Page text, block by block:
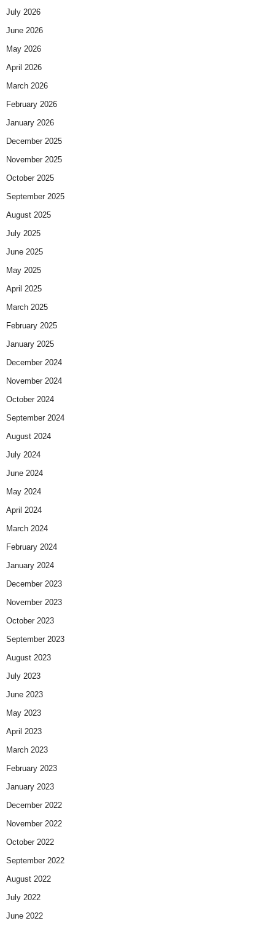
July 2026
June 2026
May 2026
April 2026
March 2026
February 2026
January 2026
December 2025
November 2025
October 2025
September 2025
August 2025
July 2025
June 2025
May 2025
April 2025
March 2025
February 2025
January 2025
December 2024
November 2024
October 2024
September 2024
August 2024
July 2024
June 2024
May 2024
April 2024
March 2024
February 2024
January 2024
December 2023
November 2023
October 2023
September 2023
August 2023
July 2023
June 2023
May 2023
April 2023
March 2023
February 2023
January 2023
December 2022
November 2022
October 2022
September 2022
August 2022
July 2022
June 2022